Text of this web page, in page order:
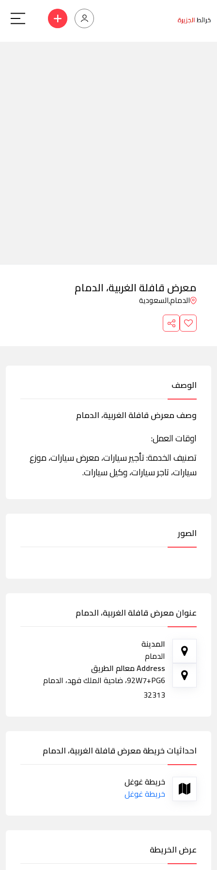
معرض قافلة الغربية، الدمام
الدمام,السعودية
الوصف
وصف معرض قافلة الغربية، الدمام
اوقات العمل:
تصنيف الخدمة: تأجير سيارات، معرض سيارات، موزع
سيارات، تاجر سيارات، وكيل سيارات.
الصور
عنوان معرض قافلة الغربية، الدمام
المدينة
الدمام
Address معالم الطريق
92W7+PG6، ضاحية الملك فهد، الدمام
32313
احداثيات خريطة معرض قافلة الغربية، الدمام
خريطة غوغل
خريطة غوغل
عرض الخريطة